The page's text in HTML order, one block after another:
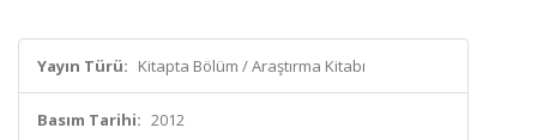
Yayın Türü: Kitapta Bölüm / Araştırma Kitabı
Basım Tarihi: 2012